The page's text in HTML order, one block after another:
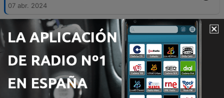
07 abr. 2024
60. Meditación completa para transformar tu vida,
de Joe Dispenza | Deja de ser tú
01 abr. 2024
58 - 59. Meditación para transformar tu vida, de Joe
Dispenza | Cuarta parte (Crea una menta nueva
para tu nuevo futuro)